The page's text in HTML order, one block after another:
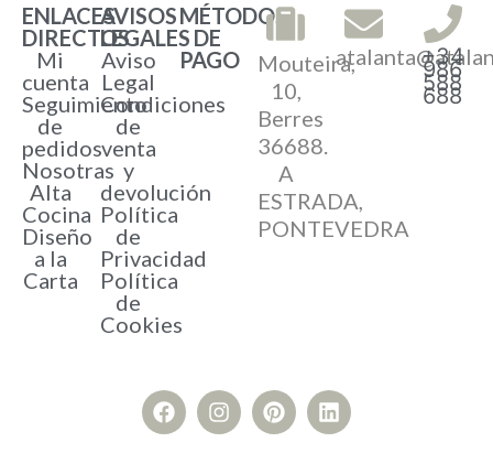
ENLACES
DIRECTOS
Mi
cuenta
Seguimiento
de
pedidos
Nosotras
Alta
Cocina
Diseño
a la
Carta
AVISOS
LEGALES
Aviso
Legal
Condiciones
de
venta
y
devolución
Política
de
Privacidad
Política
de
Cookies
MÉTODOS
DE
PAGO
Mouteira,
10,
Berres
36688.
A
ESTRADA,
PONTEVEDRA
+34
986
588
688